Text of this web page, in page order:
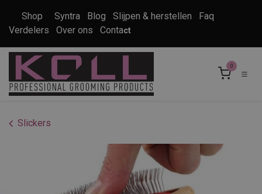
Shop Syntra Blog Slijpen & herstellen
Faq
Verdelers
Over ons Contact
0
Slickers